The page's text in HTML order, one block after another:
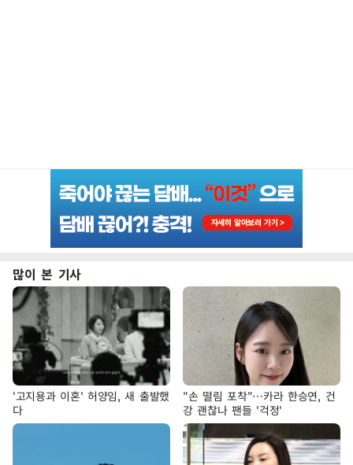
많이 본 기사
'고지용과 이혼' 허양임, 새 출발했
다
"손 떨림 포착"…카라 한승연, 건
강 괜찮나 팬들 '걱정'